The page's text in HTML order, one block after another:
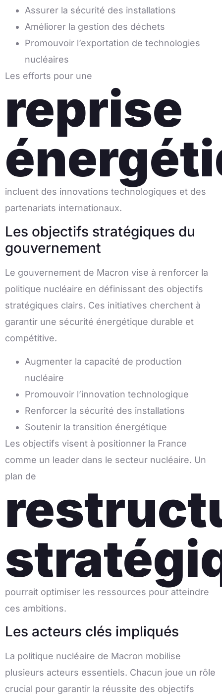
Assurer la sécurité des installations
Améliorer la gestion des déchets
Promouvoir l’exportation de technologies
nucléaires
Les efforts pour une
reprise
incluent des innovations technologiques et des
partenariats internationaux.
Les objectifs stratégiques du
gouvernement
Le gouvernement de Macron vise à renforcer la
politique nucléaire en définissant des objectifs
stratégiques clairs. Ces initiatives cherchent à
garantir une sécurité énergétique durable et
compétitive.
Augmenter la capacité de production
nucléaire
Promouvoir l’innovation technologique
Renforcer la sécurité des installations
Soutenir la transition énergétique
Les objectifs visent à positionner la France
comme un leader dans le secteur nucléaire. Un
plan de
pourrait optimiser les ressources pour atteindre
ces ambitions.
Les acteurs clés impliqués
La politique nucléaire de Macron mobilise
plusieurs acteurs essentiels. Chacun joue un rôle
crucial pour garantir la réussite des objectifs